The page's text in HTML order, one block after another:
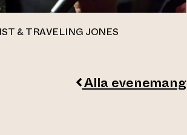
& TRAVELING JONES
Alla evenemang